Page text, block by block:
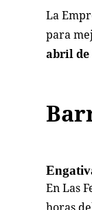
La
para
abril de
En Las